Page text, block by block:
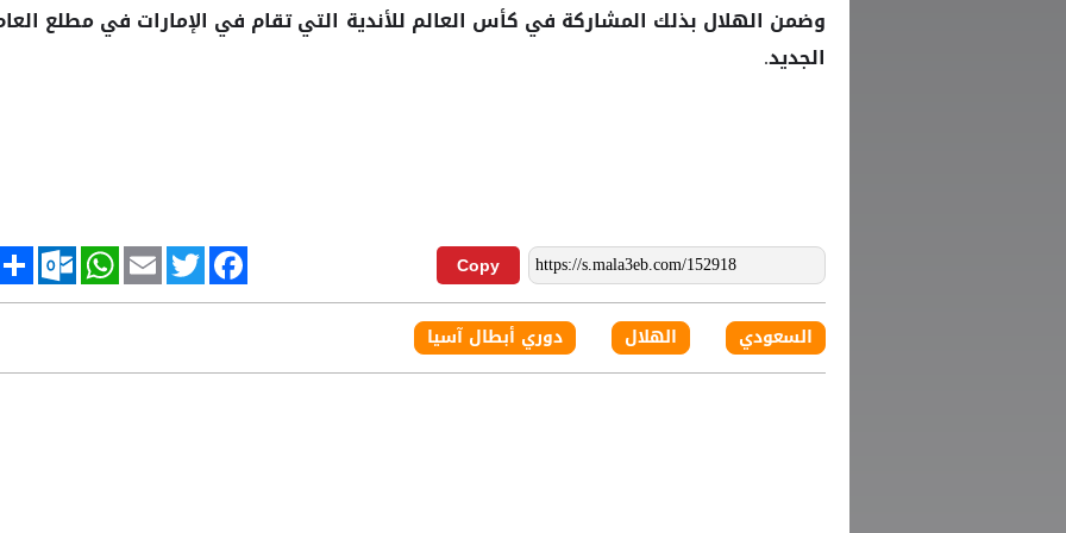
وضمن الهلال بذلك المشاركة في كأس العالم للأندية التي تقام في الإمارات في مطلع
الجديد.
Copy
Facebook
Twitter
Email
WhatsApp
السعودي الهلال دوري أبطال آسيا